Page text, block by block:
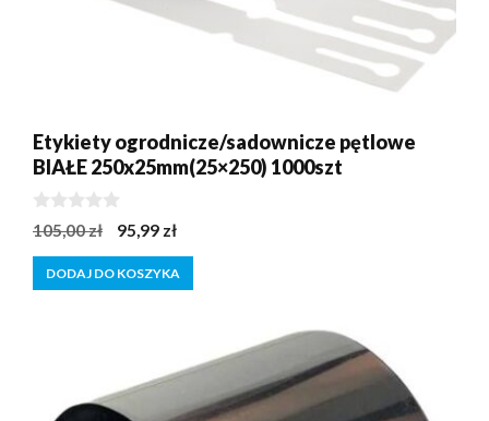
Etykiety ogrodnicze/sadownicze pętlowe
BIAŁE 250x25mm(25×250) 1000szt
0
z
5
105,00zł
Pierwotna
cena
wynosiła:
95,99 złAktualna
cena
wynosi:
DODAJ DO KOSZYKA